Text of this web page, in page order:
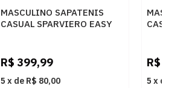
MASCULINO SAPATENIS
CASUAL SPARVIERO EASY
R$ 399,99
5 x de R$ 80,00
CASUAL
R$
5 x de